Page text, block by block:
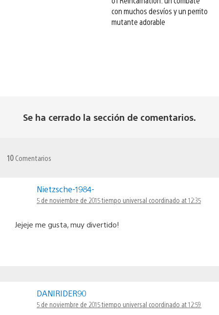
con muchos desvíos y un perrito
mutante adorable
Se ha cerrado la sección de comentarios.
10 Comentarios
Nietzsche-1984-
5 de noviembre de 2015 tiempo universal coordinado at 12:35
Jejeje me gusta, muy divertido!
DANIRIDER90
5 de noviembre de 2015 tiempo universal coordinado at 12:59